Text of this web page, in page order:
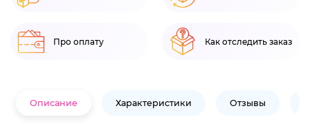
Про оплату Как отследить заказ
Описание Характеристики Отзывы